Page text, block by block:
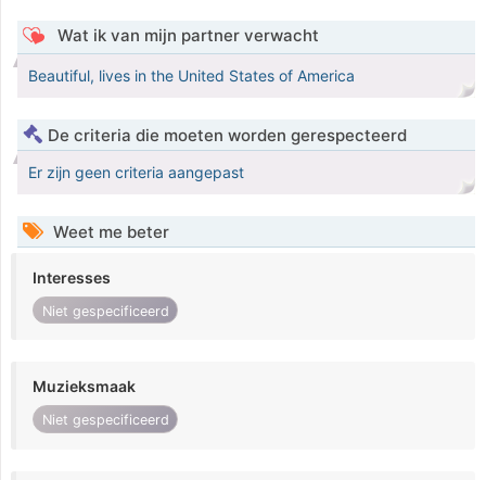
Wat ik van mijn partner verwacht
Beautiful, lives in the United States of America
De criteria die moeten worden gerespecteerd
Er zijn geen criteria aangepast
Weet me beter
Interesses
Niet gespecificeerd
Muzieksmaak
Niet gespecificeerd